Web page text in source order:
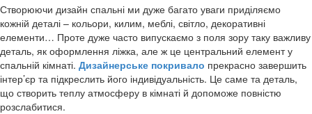
Створюючи дизайн спальні ми дуже багато уваги приділяємо
кожній деталі – кольори, килим, меблі, світло, декоративні
елементи… Проте дуже часто випускаємо з поля зору таку важливу
деталь, як оформлення ліжка, але ж це центральний елемент у
спальній кімнаті. Дизайнерське покривало прекрасно завершить
інтер’єр та підкреслить його індивідуальність. Це саме та деталь,
що створить теплу атмосферу в кімнаті й допоможе повністю
розслабитися.